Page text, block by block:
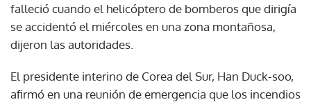
falleció cuando el helicóptero de bomberos que dirigía
se accidentó el miércoles en una zona montañosa,
dijeron las autoridades.
El presidente interino de Corea del Sur, Han Duck-soo,
afirmó en una reunión de emergencia que los incendios